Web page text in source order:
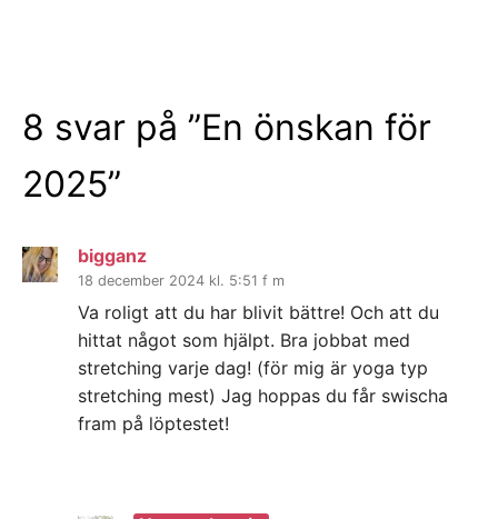
8 svar på ”En önskan för
2025”
bigganz
18 december 2024 kl. 5:51 f m
Va roligt att du har blivit bättre! Och att du
hittat något som hjälpt. Bra jobbat med
stretching varje dag! (för mig är yoga typ
stretching mest) Jag hoppas du får swischa
fram på löptestet!